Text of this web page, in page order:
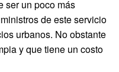
ser un poco más
de este servicio
urbanos. No obstante
y que tiene un costo